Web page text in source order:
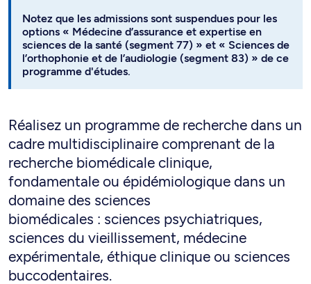
Notez que les admissions sont suspendues pour les
options « Médecine d’assurance et expertise en
sciences de la santé (segment 77) » et « Sciences de
l’orthophonie et de l’audiologie (segment 83) » de ce
programme d'études.
Réalisez un programme de recherche dans un
cadre multidisciplinaire comprenant de la
recherche biomédicale clinique,
fondamentale ou épidémiologique dans un
domaine des sciences
biomédicales : sciences psychiatriques,
sciences du vieillissement, médecine
expérimentale, éthique clinique ou sciences
buccodentaires.